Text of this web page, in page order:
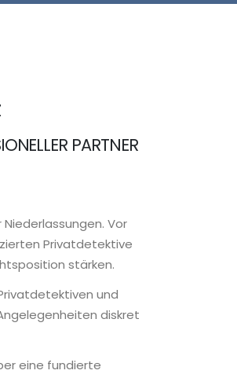
PARTNER
Vor
Privatdetektive
stärken.
und
diskret
eine fundierte